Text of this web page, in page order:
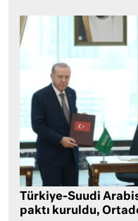
Türkiye-Suudi
paktı kuruldu,